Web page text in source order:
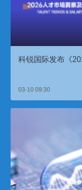
科锐国际发布《
03-10 09:30